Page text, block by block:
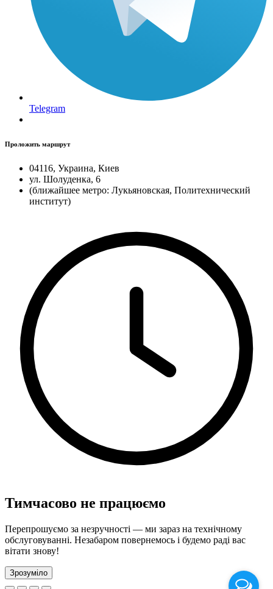
Telegram
Проложить маршрут
04116, Украина, Киев
ул. Шолуденка, 6
(ближайшее метро: Лукьяновская, Политехнический
институт)
Тимчасово не працюємо
Перепрошуємо за незручності — ми зараз на технічному
обслуговуванні. Незабаром повернемось і будемо раді вас
вітати знову!
Зрозуміло